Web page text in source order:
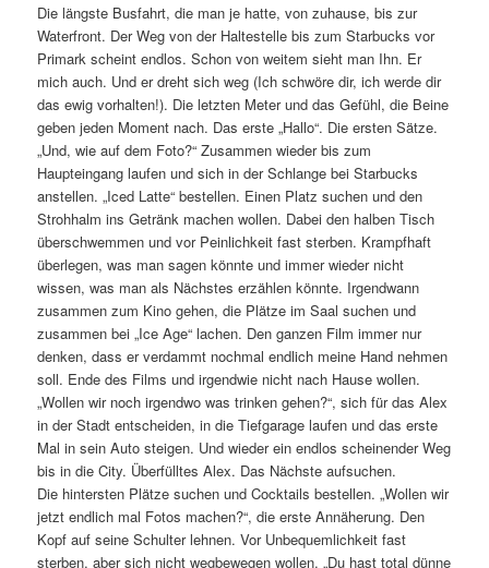
Die längste Busfahrt, die man je hatte, von zuhause, bis zur
Waterfront. Der Weg von der Haltestelle bis zum Starbucks vor
Primark scheint endlos. Schon von weitem sieht man Ihn. Er
mich auch. Und er dreht sich weg (Ich schwöre dir, ich werde dir
das ewig vorhalten!). Die letzten Meter und das Gefühl, die Beine
geben jeden Moment nach. Das erste „Hallo“. Die ersten Sätze.
„Und, wie auf dem Foto?“ Zusammen wieder bis zum
Haupteingang laufen und sich in der Schlange bei Starbucks
anstellen. „Iced Latte“ bestellen. Einen Platz suchen und den
Strohhalm ins Getränk machen wollen. Dabei den halben Tisch
überschwemmen und vor Peinlichkeit fast sterben. Krampfhaft
überlegen, was man sagen könnte und immer wieder nicht
wissen, was man als Nächstes erzählen könnte. Irgendwann
zusammen zum Kino gehen, die Plätze im Saal suchen und
zusammen bei „Ice Age“ lachen. Den ganzen Film immer nur
denken, dass er verdammt nochmal endlich meine Hand nehmen
soll. Ende des Films und irgendwie nicht nach Hause wollen.
„Wollen wir noch irgendwo was trinken gehen?“, sich für das Alex
in der Stadt entscheiden, in die Tiefgarage laufen und das erste
Mal in sein Auto steigen. Und wieder ein endlos scheinender Weg
bis in die City. Überfülltes Alex. Das Nächste aufsuchen.
Die hintersten Plätze suchen und Cocktails bestellen. „Wollen wir
jetzt endlich mal Fotos machen?“, die erste Annäherung. Den
Kopf auf seine Schulter lehnen. Vor Unbequemlichkeit fast
sterben, aber sich nicht wegbewegen wollen. „Du hast total dünne